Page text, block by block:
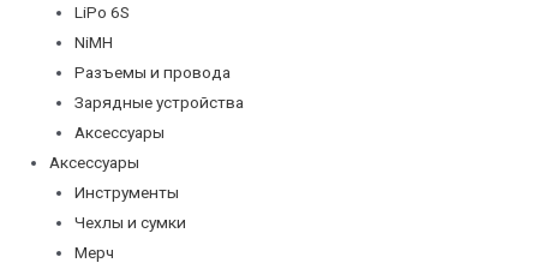
LiPo 6S
NiMH
Разъемы и провода
Зарядные устройства
Аксессуары
Аксессуары
Инструменты
Чехлы и сумки
Мерч